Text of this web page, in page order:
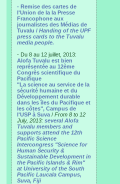
- Remise des cartes de
l'Union de la la Presse
Francophone aux
journalistes des Médias de
Tuvalu / Handing of the UPF
press cards to the Tuvalu
media people.
- Du 8 au 12 juillet, 2013:
Alofa Tuvalu est bien
représentée au 12ème
Congrès scientifique du
Pacifique
"La science au service de la
sécurité humaine et du
Développement durable
dans les îles du Pacifique et
les côtes", Campus de
l'USP à Suva / From 8 to 12
July, 2013: several Alofa
Tuvalu members and
supports attend the 12th
Pacific Science
Intercongress "Science for
Human Security &
Sustainable Development in
the Pacific Islands & Rim"
at University of the South
Pacific Laucala Campus,
Suva, Fiji